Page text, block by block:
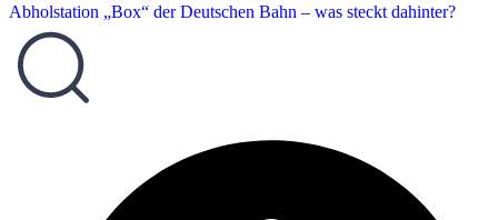
Abholstation „Box“ der Deutschen Bahn – was steckt dahinter?